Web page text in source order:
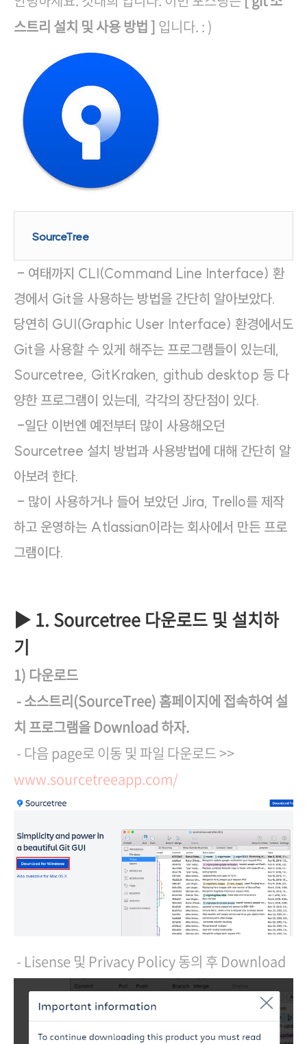
스트리 설치 및 사용 방법] 입니다. : )
SourceTree
- 여태까지 CLI(Command Line Interface) 환
경에서 Git을 사용하는 방법을 간단히 알아보았다.
당연히 GUI(Graphic User Interface) 환경에서도
Git을 사용할 수 있게 해주는 프로그램들이 있는데,
Sourcetree, GitKraken, github desktop 등 다
양한 프로그램이 있는데, 각각의 장단점이 있다.
-일단 이번엔 예전부터 많이 사용해오던
Sourcetree 설치 방법과 사용방법에 대해 간단히 알
아보려 한다.
- 많이 사용하거나 들어 보았던 Jira, Trello를 제작
하고 운영하는 Atlassian이라는 회사에서 만든 프로
그램이다.
▶ 1. Sourcetree 다운로드 및 설치하
기
1) 다운로드
- 소스트리(SourceTree) 홈페이지에 접속하여 설
치 프로그램을 Download 하자.
- 다음 page로 이동 및 파일 다운로드 >>
www.sourcetreeapp.com/
- Lisense 및 Privacy Policy 동의 후 Download